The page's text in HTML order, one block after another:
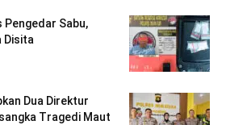
Pengedar Sabu,
Disita
Dua Direktur
Tragedi Maut